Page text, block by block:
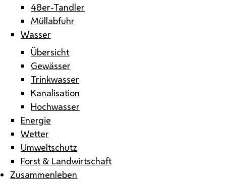
48er-Tandler
Müllabfuhr
Wasser
Übersicht
Gewässer
Trinkwasser
Kanalisation
Hochwasser
Energie
Wetter
Umweltschutz
Forst & Landwirtschaft
Zusammenleben